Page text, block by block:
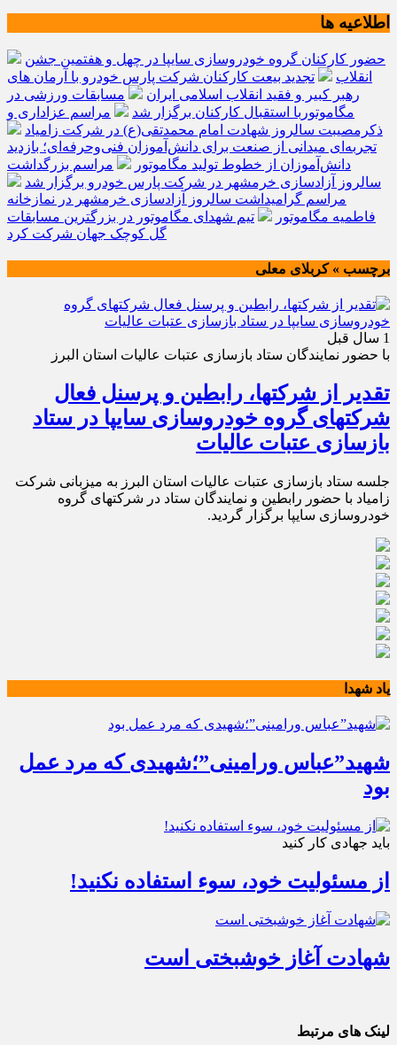
اطلاعیه ها
حضور کارکنان گروه خودروسازی سایپا در چهل و هفتمین جشن
انقلاب
تجدید بیعت کارکنان شرکت پارس خودرو با آرمان های
رهبر کبیر و فقید انقلاب اسلامی ایران
مسابقات ورزشی در
مگاموتوربا استقبال کارکنان برگزار شد
مراسم عزاداری و
ذکرمصیبت سالروز شهادت امام محمدتقی(ع) در شرکت زامیاد
تجربه‌ای میدانی از صنعت برای دانش‌آموزان فنی‌وحرفه‌ای؛ بازدید
دانش‌آموزان از خطوط تولید مگاموتور
مراسم بزرگداشت
سالروز آزادسازی خرمشهر در شرکت پارس خودرو برگزار شد
مراسم گرامیداشت سالروز آزادسازی خرمشهر در نمازخانه
فاطمیه مگاموتور
تیم شهدای مگاموتور در بزرگترین مسابقات
گل کوچک جهان شرکت کرد
برچسب » کربلای معلی
1 سال قبل
با حضور نمایندگان ستاد بازسازی عتبات عالیات استان البرز
تقدیر از شرکتها، رابطین و پرسنل فعال
شرکتهای گروه خودروسازی سایپا در ستاد
بازسازی عتبات عالیات
جلسه ستاد بازسازی عتبات عالیات استان البرز به میزبانی شرکت
زامیاد با حضور رابطین و نمایندگان ستاد در شرکتهای گروه
خودروسازی سایپا برگزار گردید.
یاد شهدا
شهید”عباس ورامینی”؛شهیدی که مرد عمل
بود
باید جهادی کار کنید
از مسئولیت خود، سوء استفاده نکنید!
شهادت آغاز خوشبختی است
لینک های مرتبط